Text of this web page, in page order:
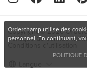
Copyright © 2026
Politique de
Orderchamp utilise des
personnel. En continuant,
POLITIQUE